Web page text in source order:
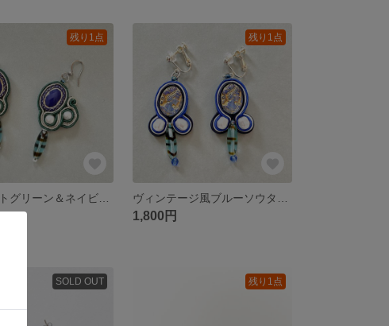
残り1点 残り1点
1,800円
SOLD OUT 残り1点